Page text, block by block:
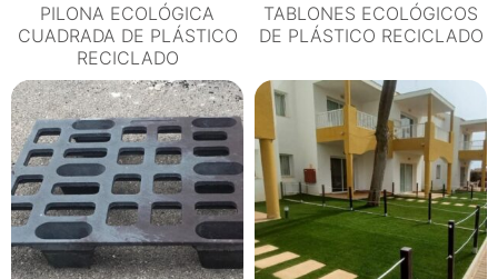
PILONA ECOLÓGICA
CUADRADA DE PLÁSTICO
RECICLADO
TABLONES ECOLÓGICOS
DE PLÁSTICO RECICLADO